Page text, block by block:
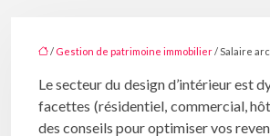
/ Gestion de patrimoine immobilier/ Salaire
Le secteur du design d’intérieur est
facettes (résidentiel, commercial,
des conseils pour optimiser vos